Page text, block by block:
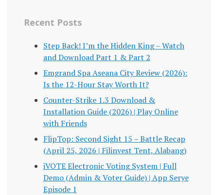
Recent Posts
Step Back! I’m the Hidden King – Watch
and Download Part 1 & Part 2
Emgrand Spa Aseana City Review (2026):
Is the 12-Hour Stay Worth It?
Counter-Strike 1.3 Download &
Installation Guide (2026) | Play Online
with Friends
FlipTop: Second Sight 15 – Battle Recap
(April 25, 2026 | Filinvest Tent, Alabang)
iVOTE Electronic Voting System | Full
Demo (Admin & Voter Guide) | App Serye
Episode 1